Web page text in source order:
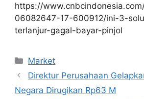
https://
06082647-17-600912/ini-3-
terlanjur-gagal-bayar-pinjol
Kategori
Market
Direktur Perusahaan
Negara Dirugikan Rp63 M